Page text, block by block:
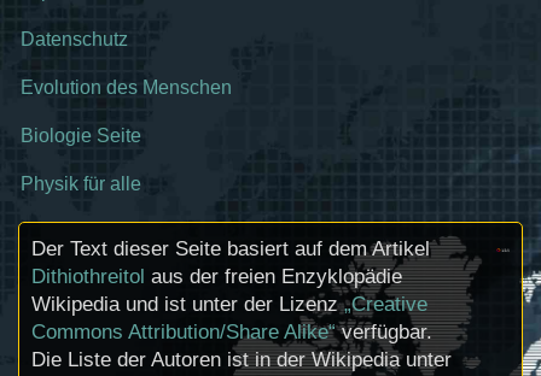
Datenschutz
Evolution des Menschen
Biologie Seite
Physik für alle
Der Text dieser Seite basiert auf dem Artikel
Dithiothreitol aus der freien Enzyklopädie
Wikipedia und ist unter der Lizenz„Creative
Commons Attribution/Share Alike“verfügbar.
Die Liste der Autoren ist in der Wikipedia unter